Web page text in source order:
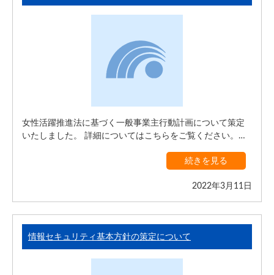
女性活躍推進法に基づく一般事業主行動計画について策定
いたしました。 詳細についてはこちらをご覧ください。…
続きを見る
2022年3月11日
情報セキュリティ基本方針の策定について